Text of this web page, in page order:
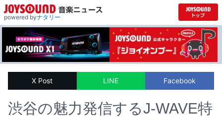
powered byナタリー
X Post LINE Facebook
渋谷の魅力発信するJ-WAVE特